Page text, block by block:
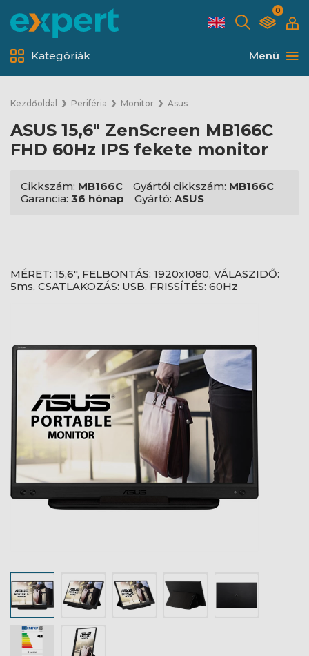
0
Menü
Kategóriák
Kezdőoldal Periféria Monitor Asus
ASUS 15,6" ZenScreen MB166C
FHD 60Hz IPS fekete monitor
Cikkszám: MB166C Gyártói cikkszám: MB166C
Garancia: 36 hónap Gyártó: ASUS
MÉRET: 15,6", FELBONTÁS: 1920x1080, VÁLASZIDŐ:
5ms, CSATLAKOZÁS: USB, FRISSÍTÉS: 60Hz